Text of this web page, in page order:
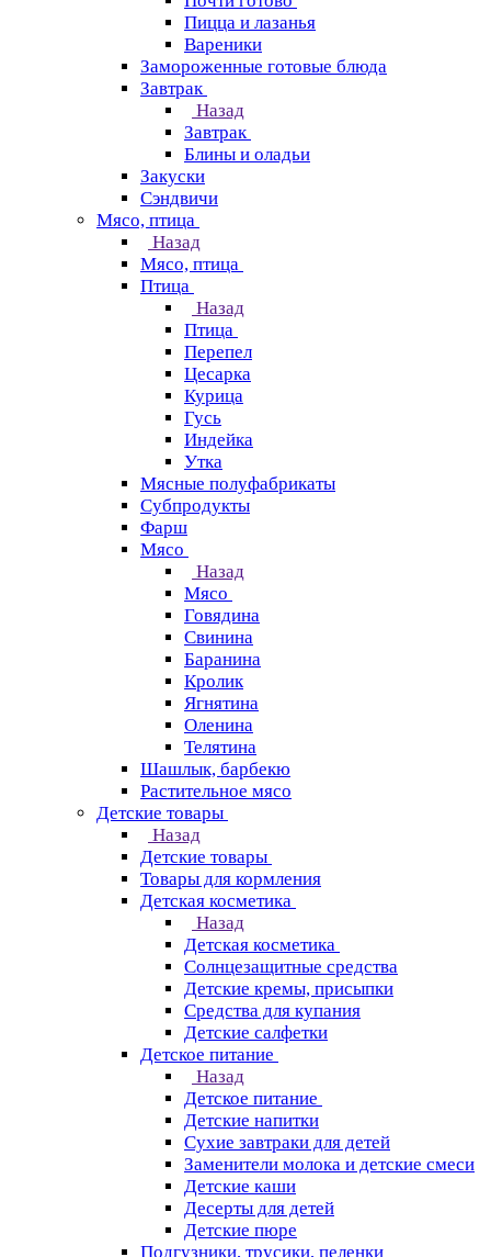
Пицца и лазанья
Вареники
Замороженные готовые блюда
Завтрак
Назад
Завтрак
Блины и оладьи
Закуски
Сэндвичи
Мясо, птица
Назад
Мясо, птица
Птица
Назад
Птица
Перепел
Цесарка
Курица
Гусь
Индейка
Утка
Мясные полуфабрикаты
Субпродукты
Фарш
Мясо
Назад
Мясо
Говядина
Свинина
Баранина
Кролик
Ягнятина
Оленина
Телятина
Шашлык, барбекю
Растительное мясо
Детские товары
Назад
Детские товары
Товары для кормления
Детская косметика
Назад
Детская косметика
Солнцезащитные средства
Детские кремы, присыпки
Средства для купания
Детские салфетки
Детское питание
Назад
Детское питание
Детские напитки
Сухие завтраки для детей
Заменители молока и детские смеси
Детские каши
Десерты для детей
Детские пюре
Подгузники, трусики, пеленки